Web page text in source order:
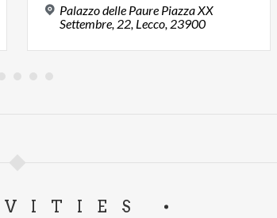
Palazzo delle Paure Piazza XX
Settembre, 22, Lecco, 23900